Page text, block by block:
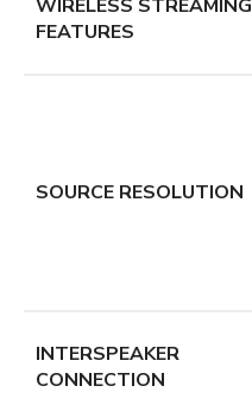
WIRELESS STREAMING
FEATURES
SOURCE RESOLUTION
INTERSPEAKER
CONNECTION